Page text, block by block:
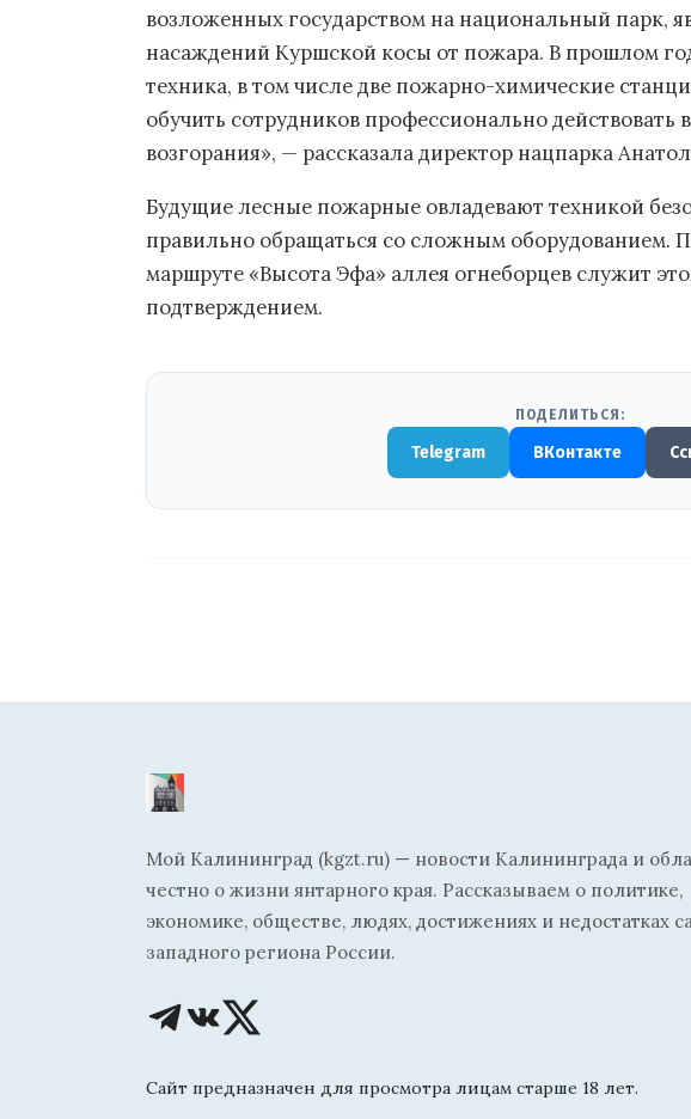
возложенных государством на национальный парк,
насаждений Куршской косы от пожара. В прошлом
техника, в том числе две пожарно-химические
обучить сотрудников профессионально действовать
возгорания», — рассказала директор нацпарка
Будущие лесные пожарные овладевают техникой
правильно обращаться со сложным оборудованием.
маршруте «Высота Эфа» аллея огнеборцев служит
подтверждением.
ПОДЕЛИТЬСЯ:
Telegram ВКонтакте
Мой Калининград (kgzt.ru) — новости Калининграда и
честно о жизни янтарного края. Рассказываем о политике,
экономике, обществе, людях, достижениях и недостатках
западного региона России.
Сайт предназначен для просмотра лицам старше 18 лет.